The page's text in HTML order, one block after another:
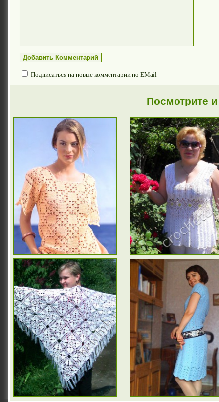
Подписаться на новые комментарии по EMail
Посмотрите